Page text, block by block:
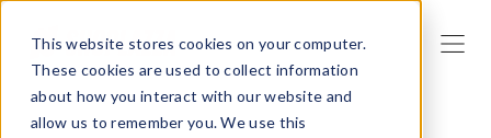
This website stores cookies on your computer.
These cookies are used to collect information
about how you interact with our website and
allow us to remember you. We use this